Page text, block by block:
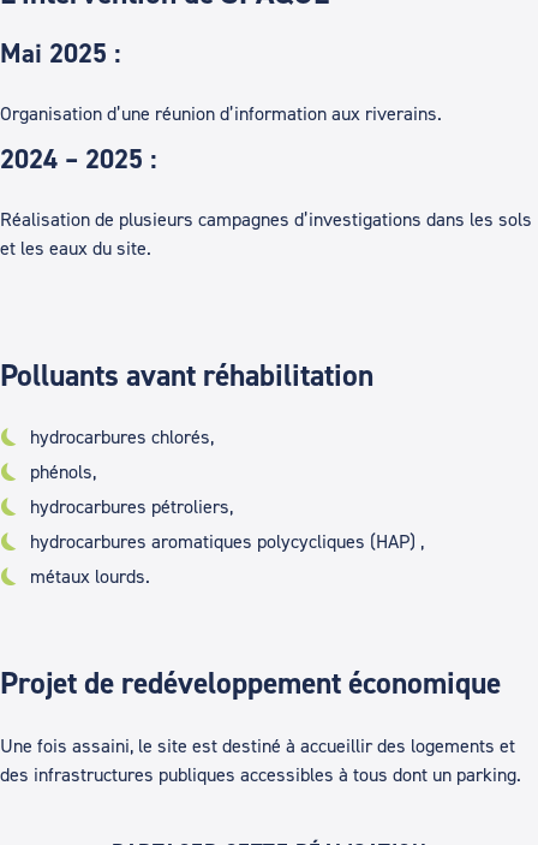
Mai 2025 :
Organisation d’une réunion d’information aux riverains.
2024 – 2025 :
Réalisation de plusieurs campagnes d’investigations dans les sols
et les eaux du site.
Polluants avant réhabilitation
hydrocarbures chlorés,
phénols,
hydrocarbures pétroliers,
hydrocarbures aromatiques polycycliques (HAP) ,
métaux lourds.
Projet de redéveloppement économique
Une fois assaini, le site est destiné à accueillir des logements et
des infrastructures publiques accessibles à tous dont un parking.